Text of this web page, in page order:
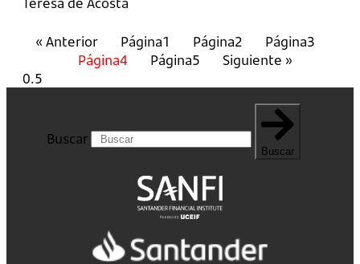
« Anterior Página1 Página2 Página3
Página4 Página5 Siguiente »
Buscar
Buscar